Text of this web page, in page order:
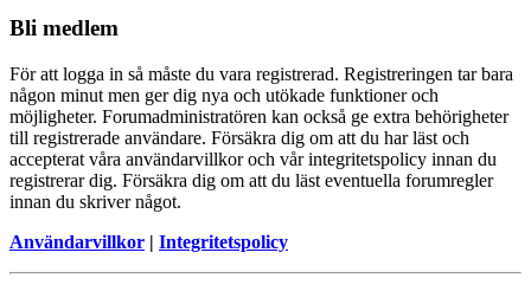
Bli medlem
För att logga in så måste du vara registrerad. Registreringen tar bara
någon minut men ger dig nya och utökade funktioner och
möjligheter. Forumadministratören kan också ge extra behörigheter
till registrerade användare. Försäkra dig om att du har läst och
accepterat våra användarvillkor och vår integritetspolicy innan du
registrerar dig. Försäkra dig om att du läst eventuella forumregler
innan du skriver något.
Användarvillkor | Integritetspolicy